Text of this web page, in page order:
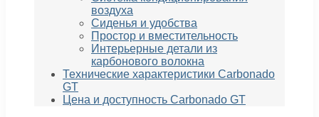
воздуха
Сиденья и удобства
Простор и вместительность
Интерьерные детали из
карбонового волокна
Технические характеристики Carbonado
GT
Цена и доступность Carbonado GT